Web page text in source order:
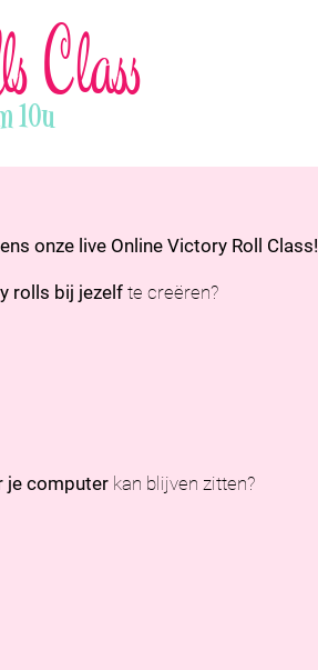
10u
onze live Online Victory Roll Class!
rolls bij jezelf te creëren?
je computer kan blijven zitten?